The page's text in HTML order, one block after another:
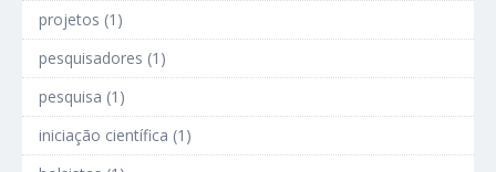
projetos (1)
pesquisadores (1)
pesquisa (1)
iniciação científica (1)